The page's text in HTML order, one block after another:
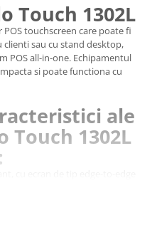
Touch 1302L
touchscreen care poate fi
sau cu stand desktop,
POS all-in-one. Echipamentul
si poate functiona cu
ale
1302L
Type C ce sustine
si tehnologia touch